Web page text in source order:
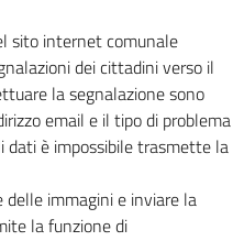
sito internet comunale
dei cittadini verso il
la segnalazione sono
email e il tipo di problema
dati è impossibile trasmette la
delle immagini e inviare la
la funzione di